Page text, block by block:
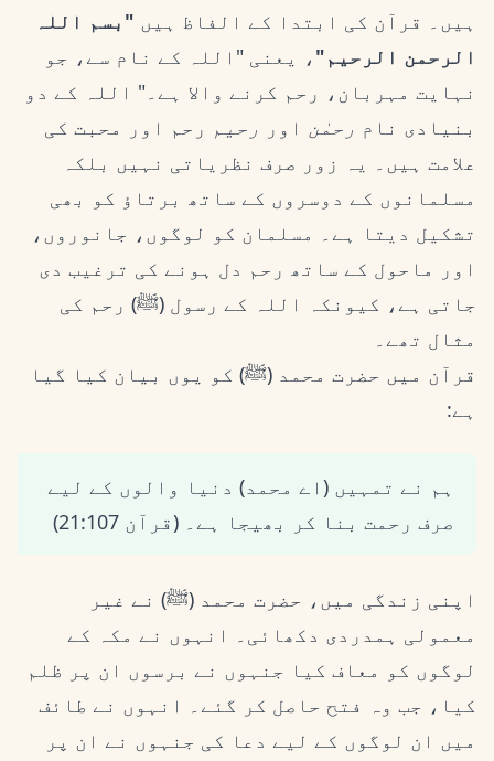
ہیں۔ قرآن کی ابتدا کے الفاظ ہیں "بسم اللہ
الرحمن الرحیم" ، یعنی "اللہ کے نام سے، جو
نہایت مہربان، رحم کرنے والا ہے۔" اللہ کے دو
بنیادی نام رحمٰن اور رحیم رحم اور محبت کی
علامت ہیں۔ یہ زور صرف نظریاتی نہیں بلکہ
مسلمانوں کے دوسروں کے ساتھ برتاؤ کو بھی
تشکیل دیتا ہے۔ مسلمان کو لوگوں، جانوروں،
اور ماحول کے ساتھ رحم دل ہونے کی ترغیب دی
جاتی ہے، کیونکہ اللہ کے رسول (ﷺ) رحم کی
مثال تھے۔
قرآن میں حضرت محمد (ﷺ) کو یوں بیان کیا گیا
ہے:
ہم نے تمہیں (اے محمد) دنیا والوں کے لیے
صرف رحمت بنا کر بھیجا ہے۔ (قرآن 21:107)
اپنی زندگی میں، حضرت محمد (ﷺ) نے غیر
معمولی ہمدردی دکھائی۔ انہوں نے مکہ کے
لوگوں کو معاف کیا جنہوں نے برسوں ان پر ظلم
کیا، جب وہ فتح حاصل کر گئے۔ انہوں نے طائف
میں ان لوگوں کے لیے دعا کی جنہوں نے ان پر